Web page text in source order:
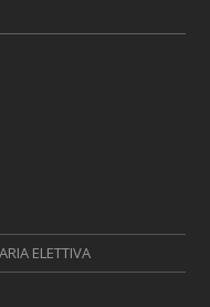
ELETTIVA